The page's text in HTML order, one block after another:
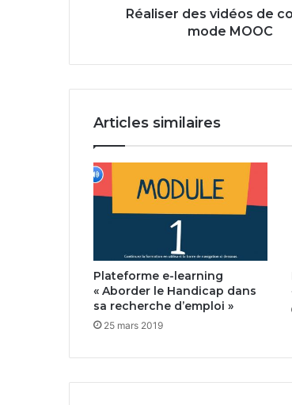
Réaliser des vidéos de
mode MOOC
Articles similaires
Plateforme e-learning
« Aborder le Handicap dans
sa recherche d’emploi »
25 mars 2019